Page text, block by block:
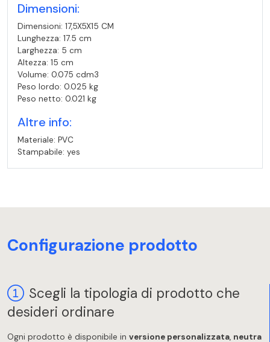
Dimensioni:
Dimensioni: 17,5X5X15 CM
Lunghezza: 17.5 cm
Larghezza: 5 cm
Altezza: 15 cm
Volume: 0.075 cdm3
Peso lordo: 0.025 kg
Peso netto: 0.021 kg
Altre info:
Materiale: PVC
Stampabile: yes
Configurazione prodotto
Scegli la tipologia di prodotto che
desideri ordinare
Ogni prodotto è disponibile in versione personalizzata, neutra